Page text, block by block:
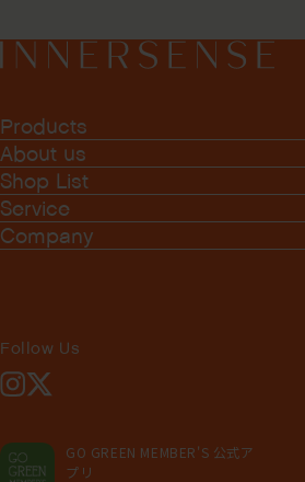
Products
About us
Shop List
Service
Company
Follow Us
Instagram
X
GO GREEN MEMBER'S 公式ア
プリ